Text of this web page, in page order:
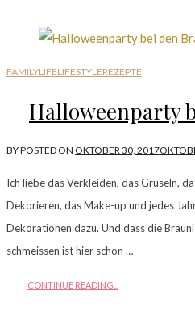
FAMILYLIFELIFESTYLEREZEPTE
Halloweenparty
BYPOSTED ON OKTOBER 30, 2017
Ich liebe das Verkleiden, das Gruseln,
Dekorieren, das Make-up und jedes
Dekorationen dazu. Und dass die
schmeissen ist hier schon …
CONTINUE READING...